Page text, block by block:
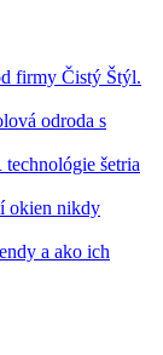
firmy Čistý Štýl.
odroda s
šetria
okien nikdy
a ako ich